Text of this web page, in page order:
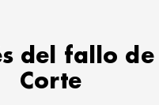
del fallo
Corte